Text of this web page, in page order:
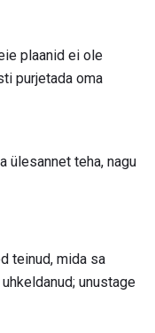
plaanid ei ole
purjetada oma
ülesannet teha, nagu
teinud, mida sa
unustage